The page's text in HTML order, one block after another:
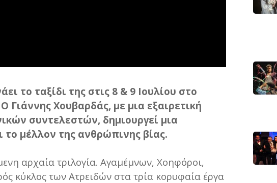
το ταξίδι της στις 8 & 9 Ιουλίου στο
Γιάννης Χουβαρδάς, με μια εξαιρετική
συντελεστών, δημιουργεί μια
μέλλον της ανθρώπινης βίας.
αρχαία τριλογία. Αγαμέμνων, Χοηφόροι,
κύκλος των Ατρειδών στα τρία κορυφαία έργα